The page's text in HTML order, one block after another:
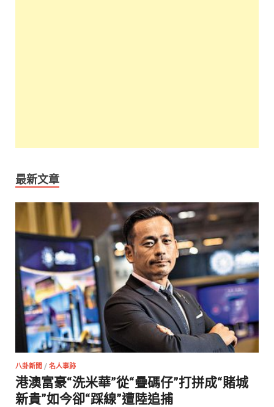
最新文章
八卦新聞 / 名人事跡
港澳富豪“洗米華”從“疊碼仔”打拼成“賭城
新貴”如今卻“踩線”遭陸追捕